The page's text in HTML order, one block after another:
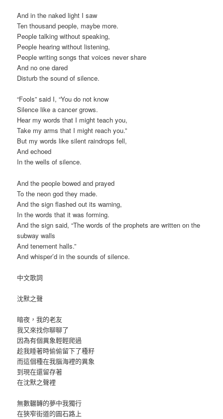
And in the naked light I saw
Ten thousand people, maybe more.
People talking without speaking,
People hearing without listening,
People writing songs that voices never share
And no one dared
Disturb the sound of silence.
“Fools” said I, “You do not know
Silence like a cancer grows.
Hear my words that I might teach you,
Take my arms that I might reach you.”
But my words like silent raindrops fell,
And echoed
In the wells of silence.
And the people bowed and prayed
To the neon god they made.
And the sign flashed out its warning,
In the words that it was forming.
And the sign said, “The words of the prophets are written on the
subway walls
And tenement halls.”
And whisper’d in the sounds of silence.
中文歌詞
沈默之聲
暗夜，我的老友
我又來找你聊聊了
因為有個異象輕輕爬過
趁我睡著時偷偷留下了種籽
而這個種在我腦海裡的異象
到現在還留存著
在沈默之聲裡
無數輾轉的夢中我獨行
在狹窄街道的圓石路上